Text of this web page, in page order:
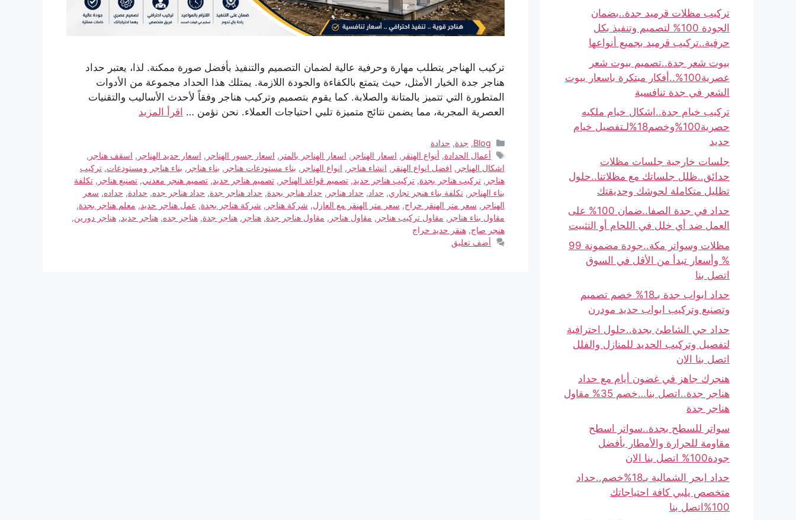
تركيب الهناجر يتطلب مهارة وحرفية عالية لضمان التصميم والتنفيذ بأفضل صورة ممكنة. لذا، يعتبر حداد
هناجر جدة الخيار الأمثل، حيث يتمتع بالكفاءة والجودة اللازمة. يمتلك هذا الحداد مجموعة من الأدوات
المتطورة التي تتميز بالمتانة والصلابة. كما يقوم بتصميم وتركيب هناجر وفقاً لأحدث الأساليب والتقنيات
العصرية المجربة، مما يضمن نتائج متميزة تلبي احتياجات العملاء. نحن نؤمن … اقرأ المزيد
Blog
, جدة, حدادة
أعمال الحدادة, أنواع الهنقر , اسعار الهناجر , اسعار الهناجر بالمتر , اسعار جسور الهناجر , اسعار حديد الهناجر , اسقف هناجر ,
اشكال الهناجر , افضل انواع الهنقر , انشاء هناجر , انواع الهناجر , بناء مستودعات هناجر , بناء هناجر , بناء هناجر ومستودعات, تركيب
هناجر , تركيب هناجر بجدة, تركيب هناجر حديد, تصميم قواعد الهناجر , تصميم هناجر حديد, تصميم هنجر معدني, تصنيع هناجر , تكلفة
بناء الهناجر , تكلفة بناء هنجر تجاري, حداد, حداد هناجر , حداد هناجر بجدة, حداد هناجر جدة, حداد هناجر جده, حدادة, حداده, سعر
الهناجر , سعر متر الهنقر حراج, سعر متر الهنقر مع العازل, شركة هناجر , شركة هناجر بجدة, عمل هناجر حديد, معلم هناجر بجدة,
مقاول بناء هناجر , مقاول تركيب هناجر , مقاول هناجر , مقاول هناجر جدة, هناجر , هناجر جدة, هناجر جده, هناجر حديد, هناجر دورين,
هنجر صاج, هنقر حديد حراج
أضف تعليق
تركيب مظلات قرميد جدة..بضمان
الجودة 100% لتصميم وتنفيذ بكل
حرفية..تركيب قرميد بجميع أنواعها
بيوت شعر جدة..تصميم بيوت شعر
عصرية100%..أفكار مبتكرة باسعار بيوت
الشعر في جدة تنافسية
تركيب خيام جدة..اشكال خيام ملكيه
حصرية100%وخصم18%لـتفصيل خيام
حديد
جلسات خارجية جلسات مظلات
حدائق..ظلل جلساتك مع مظلاتنا..حلول
تظليل متكاملة لحوشك وحديقتك
حداد في جدة الصفا..ضمان 100% على
العمل ضد أي خلل في اللحام أو التثبيت
مظلات وسواتر مكة..جودة مضمونة 99
% وأسعار تبدأ من الأقل في السوق
اتصل بنا
حداد ابواب جدة بـ18% خصم تصميم
وتصنيع وتركيب ابواب حديد مودرن
حداد حي الشاطئ بجدة..حلول احترافية
لتفصيل وتركيب الحديد للمنازل والفلل
اتصل بنا الان
هنجرك جاهز في غضون أيام مع حداد
هناجر جدة..اتصل بنا…خصم 35% مقاول
هناجر جدة
سواتر للسطح بجدة..سواتر اسطح
مقاومة للحرارة والأمطار بأفضل
جودة100% اتصل بنا الان
حداد ابحر الشمالية بـ18%خصم..حداد
متخصص يلبي كافة احتياجاتك
100%اتصل بنا